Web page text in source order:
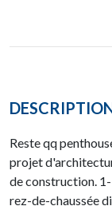
Reste qq
projet
de construction.
rez-de-chaussée